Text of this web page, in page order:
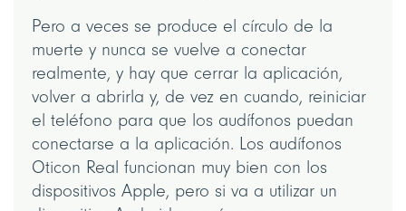
Pero a veces se produce el círculo de la
muerte y nunca se vuelve a conectar
realmente, y hay que cerrar la aplicación,
volver a abrirla y, de vez en cuando, reiniciar
el teléfono para que los audífonos puedan
conectarse a la aplicación. Los audífonos
Oticon Real funcionan muy bien con los
dispositivos Apple, pero si va a utilizar un